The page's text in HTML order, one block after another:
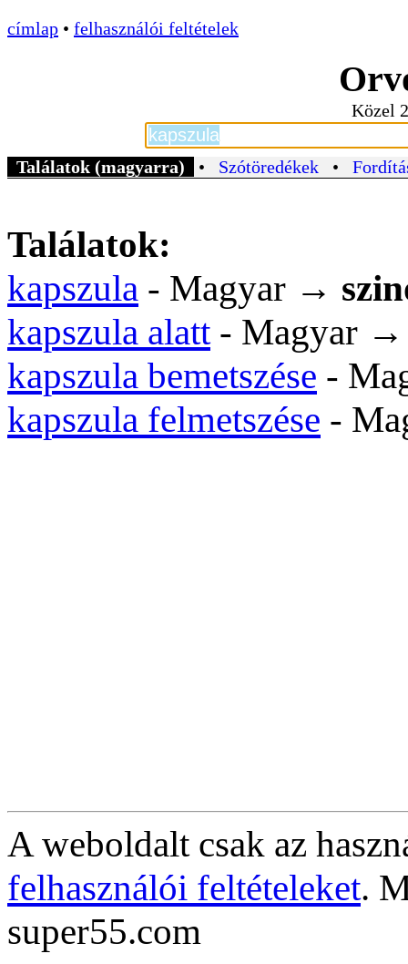
címlap • felhasználói feltételek
Közel
Találatok (magyarra) • Szótöredékek •
Találatok:
kapszula - Magyar →
kapszula alatt- Magyar
kapszula bemetszése -
kapszula felmetszése -
A weboldalt csak az
felhasználói feltételeket.
super55.com